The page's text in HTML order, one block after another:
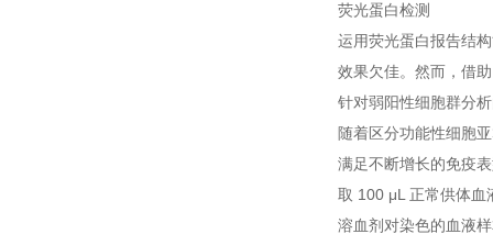
荧光蛋白检测
运用荧光蛋白报告结
效果欠佳。然而，借
针对弱阳性细胞群分
随着区分功能性细胞
满足不断增长的免疫
取 100 μL 正常供体血
溶血剂对染色的血液